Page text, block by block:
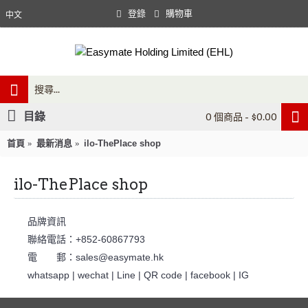
中文 登錄 購物車
0 個商品 - $0.00
目錄
首頁 最新消息 ilo-ThePlace shop
ilo-ThePlace shop
品牌資訊
聯絡電話：+852-60867793
電 郵：sales@easymate.hk
whatsapp | wechat | Line | QR code | facebook | IG